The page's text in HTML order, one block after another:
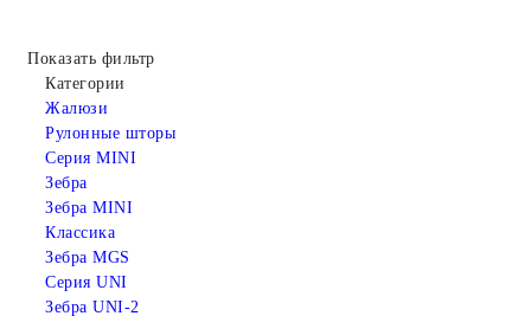
Показать фильтр
Категории
Жалюзи
Рулонные шторы
Серия MINI
Зебра
Зебра MINI
Классика
Зебра MGS
Серия UNI
Зебра UNI-2